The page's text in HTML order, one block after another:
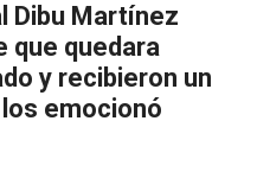
Dibu Martínez
que quedara
y recibieron un
emocionó